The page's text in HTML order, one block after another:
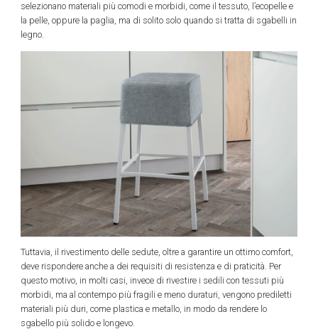
selezionano materiali più comodi e morbidi, come il tessuto, l’ecopelle e
la pelle, oppure la paglia, ma di solito solo quando si tratta di sgabelli in
legno.
Tuttavia, il rivestimento delle sedute, oltre a garantire un ottimo comfort,
deve rispondere anche a dei requisiti di resistenza e di praticità. Per
questo motivo, in molti casi, invece di rivestire i sedili con tessuti più
morbidi, ma al contempo più fragili e meno duraturi, vengono prediletti
materiali più duri, come plastica e metallo, in modo da rendere lo
sgabello più solido e longevo.